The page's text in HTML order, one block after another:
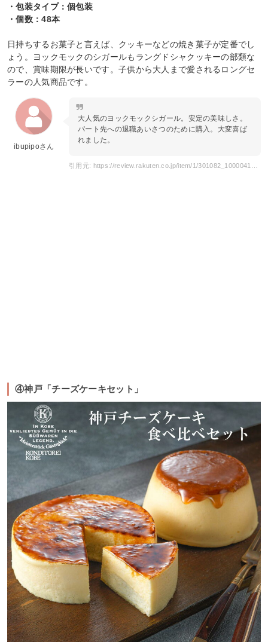
・包装タイプ：個包装
・個数：48本
日持ちするお菓子と言えば、クッキーなどの焼き菓子が定番でし
ょう。ヨックモックのシガールもラングドシャクッキーの部類な
ので、賞味期限が長いです。子供から大人まで愛されるロングセ
ラーの人気商品です。
ibupipoさん
大人気のヨックモックシガール。安定の美味しさ。
パート先への退職あいさつのために購入。大変喜ば
れました。
④神戸「チーズケーキセット」